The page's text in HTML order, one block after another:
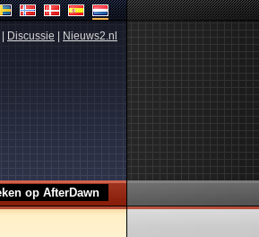
Discussie Nieuws2.nl